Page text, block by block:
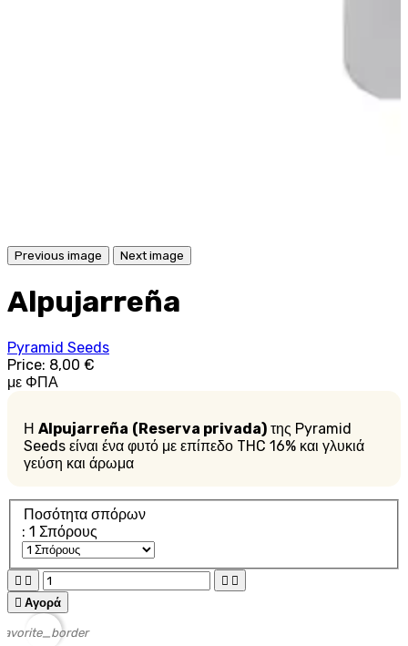
Previous image Next image
Alpujarreña
Pyramid Seeds
Price: 8,00 €
με ΦΠΑ
Η Alpujarreña (Reserva privada) της Pyramid
Seeds είναι ένα φυτό με επίπεδο THC 16% και γλυκιά
γεύση και άρωμα
Ποσότητα σπόρων
: 1 Σπόρους
   
 Αγορά
favorite_border